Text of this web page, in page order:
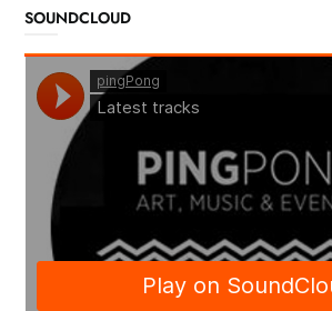
SOUNDCLOUD